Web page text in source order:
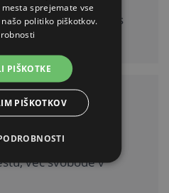
in velike pse s
nastavitve vam
trenutnim
več svobode v
sprejemate vse
politiko piškotkov.
PIŠKOTKE
PIŠKOTKOV